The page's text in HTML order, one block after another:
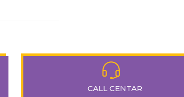
CALL CENTAR